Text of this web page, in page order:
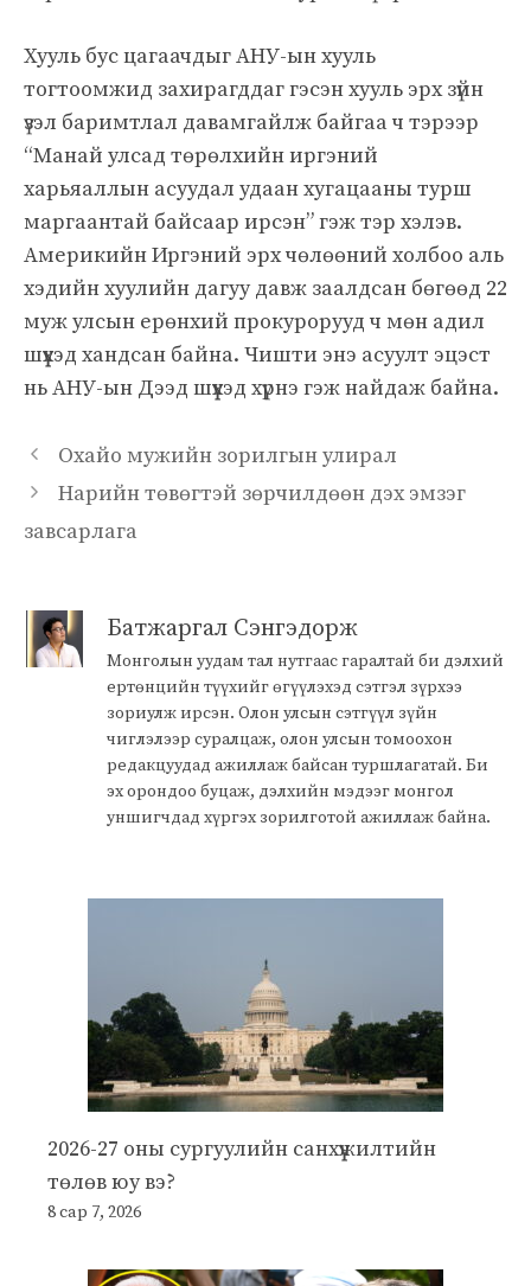
Хууль бус цагаачдыг АНУ-ын хууль
тогтоомжид захирагддаг гэсэн хууль эрх зүйн
үзэл баримтлал давамгайлж байгаа ч тэрээр
“Манай улсад төрөлхийн иргэний
харьяаллын асуудал удаан хугацааны турш
маргаантай байсаар ирсэн” гэж тэр хэлэв.
Америкийн Иргэний эрх чөлөөний холбоо аль
хэдийн хуулийн дагуу давж заалдсан бөгөөд 22
муж улсын ерөнхий прокурорууд ч мөн адил
шүүхэд хандсан байна. Чишти энэ асуулт эцэст
нь АНУ-ын Дээд шүүхэд хүрнэ гэж найдаж байна.
Охайо мужийн зорилгын улирал
Нарийн төвөгтэй зөрчилдөөн дэх эмзэг
завсарлага
Батжаргал Сэнгэдорж
Монголын уудам тал нутгаас гаралтай би дэлхий
ертөнцийн түүхийг өгүүлэхэд сэтгэл зүрхээ
зориулж ирсэн. Олон улсын сэтгүүл зүйн
чиглэлээр суралцаж, олон улсын томоохон
редакцуудад ажиллаж байсан туршлагатай. Би
эх орондоо буцаж, дэлхийн мэдээг монгол
уншигчдад хүргэх зорилготой ажиллаж байна.
2026-27 оны сургуулийн санхүүжилтийн
төлөв юу вэ?
8 сар 7, 2026